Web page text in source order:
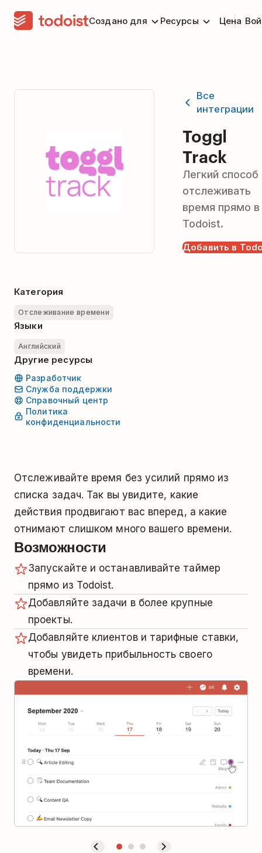
Создано для Ресурсы Цена
Все
интеграции
Toggl
Track
Легкий способ
отслеживать
время прямо в
Todoist.
Добавить в
Категория
Отслеживание времени
Языки
Английский
Другие ресурсы
Разработчик
Служба поддержки
Справочный центр
Политика
конфиденциальности
Отслеживайте время без усилий прямо из
списка задач. Так вы увидите, какие
действия продвигают вас вперед, а какие
отнимают слишком много вашего времени.
Возможности
Запускайте и останавливайте таймер
прямо из Todoist.
Добавляйте задачи в более крупные
проекты.
Добавляйте клиентов и тарифные ставки,
чтобы увидеть прибыльность своего
времени.